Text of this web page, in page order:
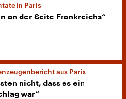
in Paris
an der Seite Frankreichs“
aus Paris
nicht, dass es ein
war“